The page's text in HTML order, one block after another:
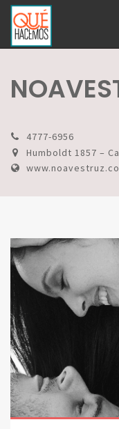
4777-6956
Humboldt 1857 –